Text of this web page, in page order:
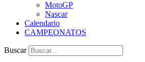
MotoGP
Nascar
Calendario
CAMPEONATOS
Buscar